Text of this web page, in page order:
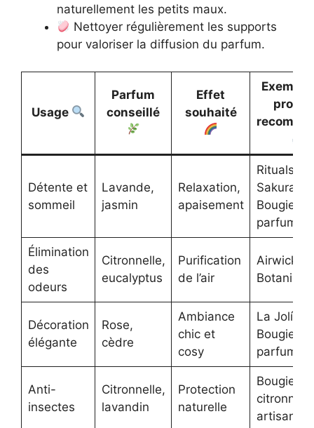
naturellement les petits maux.
Nettoyer régulièrement les supports
pour valoriser la diffusion du parfum.
Usage
Parfum
conseillé
Effet
souhaité
Exemple
Détente et
sommeil
Lavande,
jasmin
Relaxation,
apaisement
Rituals
Sakura
Bougie
parfumée
Élimination
des
odeurs
Citronnelle,
eucalyptus
Purification
de l’air
Airwick
Botanica
Décoration
élégante
Rose,
cèdre
Ambiance
chic et
cosy
La Jolíe
Bougie
parfumée
Anti-
insectes
Citronnelle,
lavandin
Protection
naturelle
Bougies
citronnelle